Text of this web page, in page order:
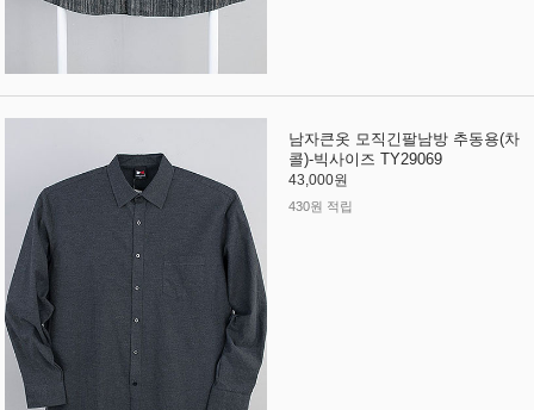
남자큰옷 모직긴팔남방 추동용(차
콜)-빅사이즈 TY29069
43,000원
430원 적립